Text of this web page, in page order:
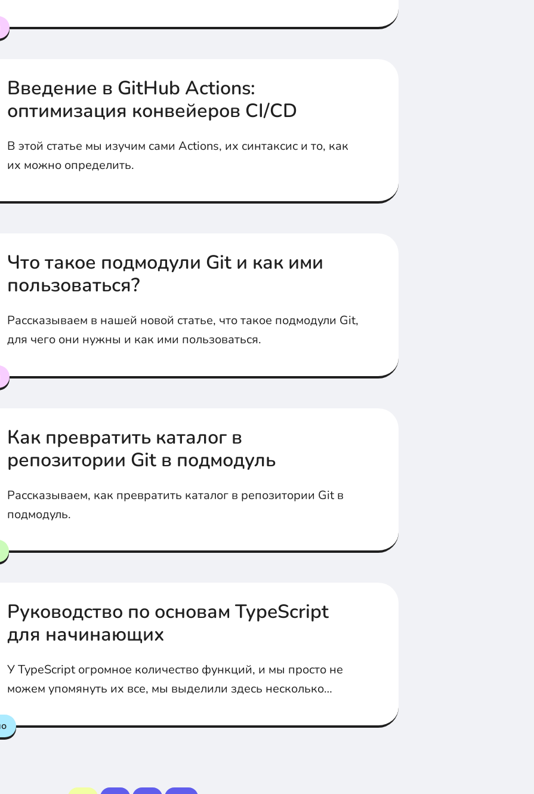
Введение в GitHub Actions:
оптимизация конвейеров CI/CD
В этой статье мы изучим сами Actions, их синтаксис и то, как
их можно определить.
Что такое подмодули Git и как ими
пользоваться?
Рассказываем в нашей новой статье, что такое подмодули Git,
для чего они нужны и как ими пользоваться.
Как превратить каталог в
репозитории Git в подмодуль
Рассказываем, как превратить каталог в репозитории Git в
подмодуль.
Руководство по основам TypeScript
для начинающих
У TypeScript огромное количество функций, и мы просто не
можем упомянуть их все, мы выделили здесь несколько
TypeScript.